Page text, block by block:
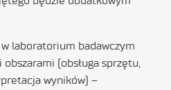
laboratorium badawczym
(obsługa sprzętu,
wyników) –